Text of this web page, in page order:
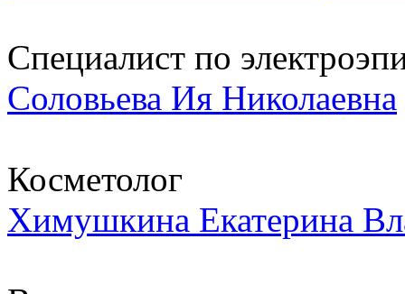
Специалист по
Соловьева Ия Николаевна
Косметолог
Химушкина Екатерина